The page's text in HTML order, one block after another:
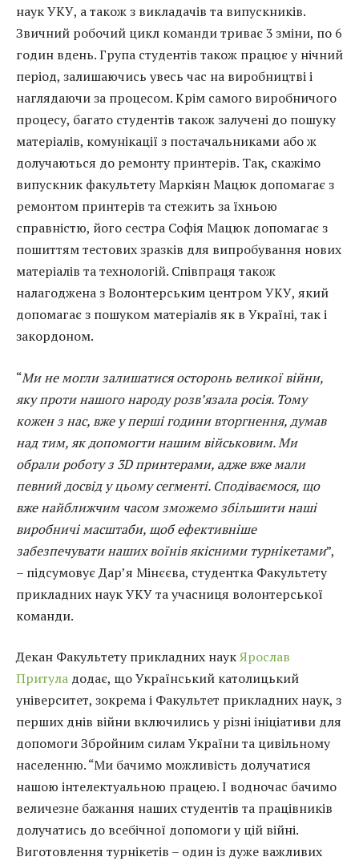
наук УКУ, а також з викладачів та випускників.
Звичний робочий цикл команди триває 3 зміни, по 6
годин вдень. Група студентів також працює у нічний
період, залишаючись увесь час на виробництві і
наглядаючи за процесом. Крім самого виробничого
процесу, багато студентів також залучені до пошуку
матеріалів, комунікації з постачальниками або ж
долучаються до ремонту принтерів. Так, скажімо
випускник факультету Маркіян Мацюк допомагає з
ремонтом принтерів та стежить за їхньою
справністю, його сестра Софія Мацюк допомагає з
пошиттям тестових зразків для випробування нових
матеріалів та технологій. Співпраця також
налагоджена з Волонтерським центром УКУ, який
допомагає з пошуком матеріалів як в Україні, так і
закордоном.
“Ми не могли залишатися осторонь великої війни,
яку проти нашого народу розв’язала росія. Тому
кожен з нас, вже у перші години вторгнення, думав
над тим, як допомогти нашим військовим. Ми
обрали роботу з 3D принтерами, адже вже мали
певний досвід у цьому сегменті. Сподіваємося, що
вже найближчим часом зможемо збільшити наші
виробничі масштаби, щоб ефективніше
забезпечувати наших воїнів якісними турнікетами”,
– підсумовує Дар’я Мінєєва, студентка Факультету
прикладних наук УКУ та учасниця волонтерської
команди.
Декан Факультету прикладних наукЯрослав
Притула додає, що Український католицький
університет, зокрема і Факультет прикладних наук, з
перших днів війни включились у різні ініціативи для
допомоги Збройним силам України та цивільному
населенню. “Ми бачимо можливість долучатися
нашою інтелектуальною працею. І водночас бачимо
величезне бажання наших студентів та працівників
долучатись до всебічної допомоги у цій війні.
Виготовлення турнікетів – один із дуже важливих